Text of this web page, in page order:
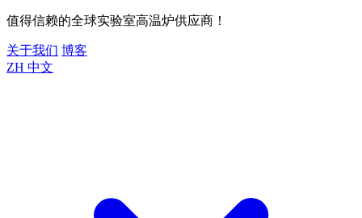
值得信赖的全球实验室高温炉供应商！
关于我们 博客
ZH 中文